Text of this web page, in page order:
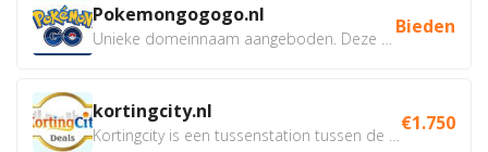
Pokemongogogo.nl Bieden
kortingcity.nl €1.750